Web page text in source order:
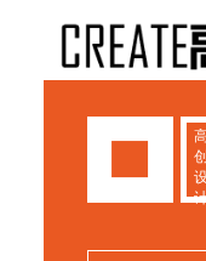
创